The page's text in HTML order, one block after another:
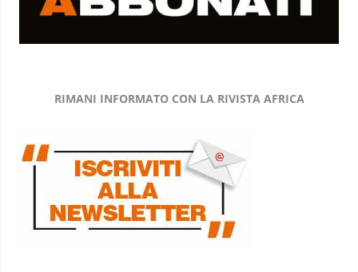
RIMANI INFORMATO CON LA RIVISTA AFRICA